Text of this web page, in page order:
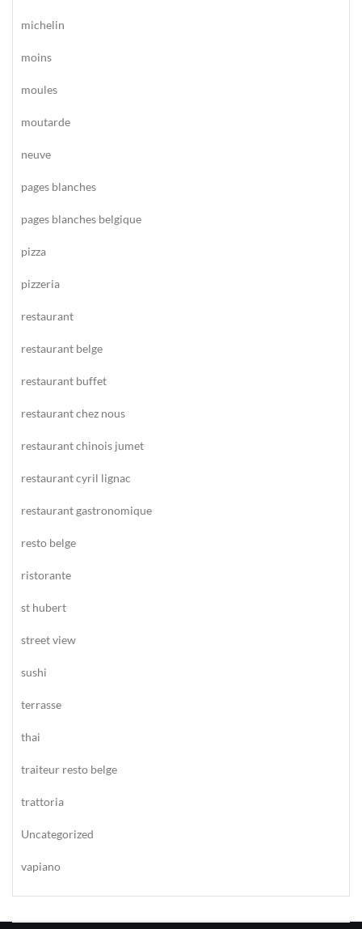
michelin
moins
moules
moutarde
neuve
pages blanches
pages blanches belgique
pizza
pizzeria
restaurant
restaurant belge
restaurant buffet
restaurant chez nous
restaurant chinois jumet
restaurant cyril lignac
restaurant gastronomique
resto belge
ristorante
st hubert
street view
sushi
terrasse
thai
traiteur resto belge
trattoria
Uncategorized
vapiano